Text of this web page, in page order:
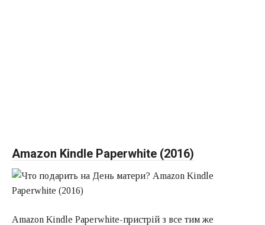
Amazon Kindle Paperwhite (2016)
Amazon Kindle Paperwhite-пристрій з все тим же